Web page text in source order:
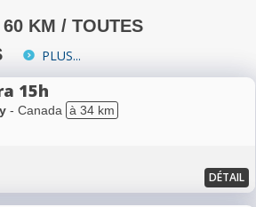
KM / TOUTES
PLUS...
15h
- Canada à 34 km
DÉTAIL